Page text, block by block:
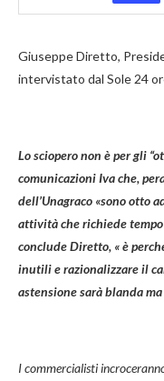
Giuseppe Diretto,
intervistato dal Sole 24
Lo sciopero non è per gli
comunicazioni Iva che,
dell’Unagraco «sono otto
attività che richiede tempo
conclude Diretto, « è
inutili e razionalizzare il
astensione sarà blanda
I commercialisti